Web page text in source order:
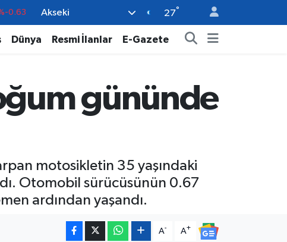
%0
%-0.08
%70
Akseki 27°
Dünya Resmi İlanlar E-Gazete
gününde
motosikletin 35 yaşındaki
Otomobil sürücüsünün 0.67
ardından yaşandı.
A- A+